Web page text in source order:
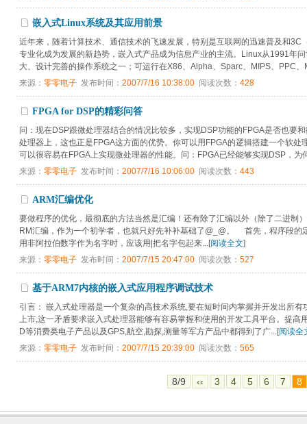
嵌入式Linux系统及其应用前景
近年来，随着计算技术、通信技术的飞速发展，特别是互联网的迅速普及和
专业化成为发展的新趋势，嵌入式产品成为信息产业的主流。Linux从1991年
大、设计完善的操作系统之一；可运行在X86、Alpha、Sparc、MIPS、PPC、
来源： 零零电子发布时间： 2007/7/16 10:38:00阅读次数： 428
FPGA for DSP的精彩问答
问：现在DSP跟微处理器结合的情况比较多，实现DSP功能的FPGA是否也要
处理器上，这也正是FPGA这方面的优势。你可以用FPGA的逻辑搭建一个软
可以很容易在FPGA上实现微处理器的性能。问：FPGA已经能够实现DSP，为
来源： 零零电子发布时间： 2007/7/16 10:06:00阅读次数： 443
ARM汇编优化
要做程序的优化，最彻底的方法当然是汇编！还有除了汇编以外（除了二进制
RM汇编，作为一个初学者，也就只好先补补基础了@_@。 首先，程序段的
用非阿拉伯数字作为名字时，应该用|把名字包起来...[阅读全文]
来源： 零零电子发布时间： 2007/7/15 20:47:00阅读次数： 527
基于ARM7内核的嵌入式应用程序调试技术
引言： 嵌入式处理器是一个复杂的高技术系统,要在短时间内掌握并开发出所
上市,这一矛盾要求嵌入式处理器能够有容易掌握和使用的开发工具平台。提高
D等消费类电子产品以及GPS,航空,勘探,测量等军方产品中都得到了广...[阅读全
来源： 零零电子发布时间： 2007/7/15 20:39:00阅读次数： 565
8/9 ‹‹ 3 4 5 6 7 8